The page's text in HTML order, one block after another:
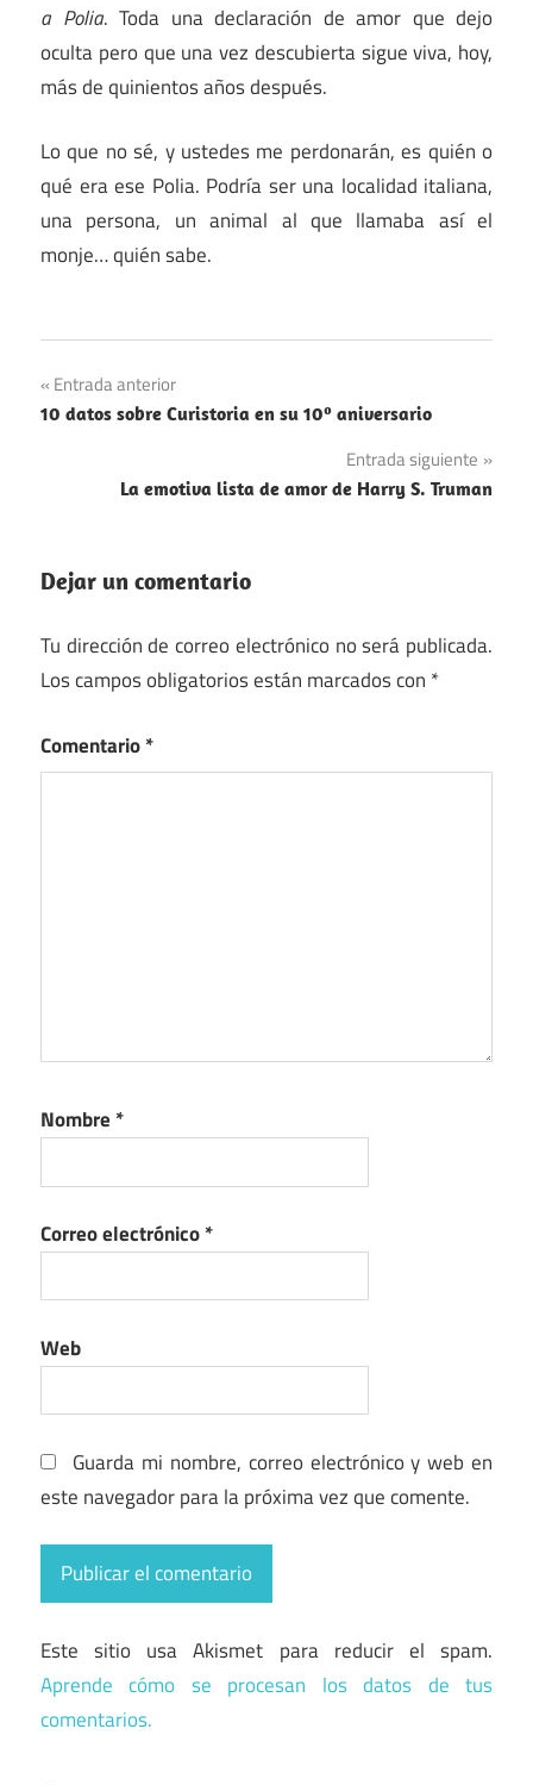
a Polia. Toda una declaración de amor que dejo
oculta pero que una vez descubierta sigue viva, hoy,
más de quinientos años después.
Lo que no sé, y ustedes me perdonarán, es quién o
qué era ese Polia. Podría ser una localidad italiana,
una persona, un animal al que llamaba así el
monje… quién sabe.
Navegación
de
entradas
Entrada anterior
10 datos sobre Curistoria en su 10º aniversario
Entrada siguiente
La emotiva lista de amor de Harry S. Truman
Dejar un comentario
Tu dirección de correo electrónico no será publicada.
Los campos obligatorios están marcados con *
Comentario*
Nombre *
Correo electrónico*
Web
Guarda mi nombre, correo electrónico y web en
este navegador para la próxima vez que comente.
Este sitio usa Akismet para reducir el spam.
Aprende cómo se procesan los datos de tus
comentarios.